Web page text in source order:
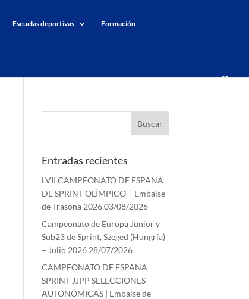
Escuelas deportivas Formación
Entradas recientes
LVII CAMPEONATO DE ESPAÑA
DE SPRINT OLÍMPICO – Embalse
de Trasona 202603/08/2026
Campeonato de Europa Junior y
Sub23 de Sprint, Szeged (Hungría)
– Julio 2026 28/07/2026
CAMPEONATO DE ESPAÑA
SPRINT JJPP SELECCIONES
AUTONÓMICAS | Embalse de